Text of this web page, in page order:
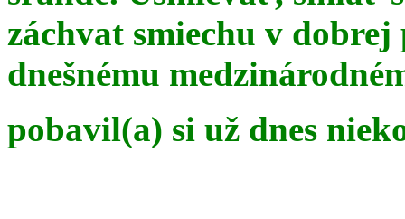
záchvat smiechu v
dnešnému
pobavil(a) si už dnes